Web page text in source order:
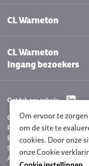
CL Warneton
CL Warneton
Ingang bezoekers
Ontdek ons ook via:
Cookie instellingen
Privacyverklaring
Beleidsverklaring
Sitemap
Algemene voorwaarden
Om ervoor te
om de site te
cookies. Door onze
onzeCookie